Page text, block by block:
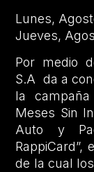
Lunes,
Jueves,
Por medio
S.A da a
la
Meses Sin
Auto y
RappiCard”,
de la cual